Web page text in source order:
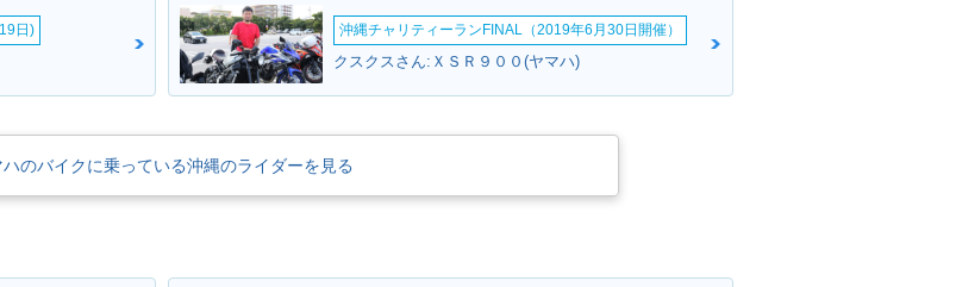
日) 沖縄チャリティーランFINAL（2019年6月30日開催）
クスクスさん:ＸＳＲ９００(ヤマハ)
ハのバイクに乗っている沖縄のライダーを見る